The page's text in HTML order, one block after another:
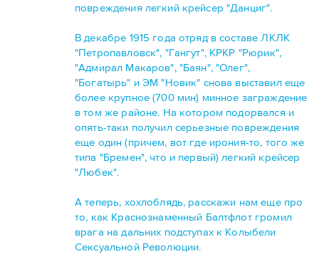
повреждения легкий крейсер "Данциг".
В декабре 1915 года отряд в составе ЛКЛК
"Петропавловск", "Гангут", КРКР "Рюрик",
"Адмирал Макаров", "Баян", "Олег",
"Богатырь" и ЭМ "Новик" снова выставил еще
более крупное (700 мин) минное заграждение
в том же районе. На котором подорвался и
опять-таки получил серьезные повреждения
еще один (причем, вот где ирония-то, того же
типа "Бремен", что и первый) легкий крейсер
"Любек".
А теперь, хохлоблядь, расскажи нам еще про
то, как Краснознаменный Балтфлот громил
врага на дальних подступах к Колыбели
Сексуальной Революции.